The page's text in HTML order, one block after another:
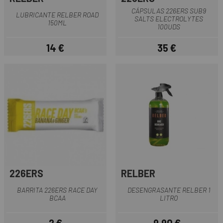
LUBRICANTE RELBER ROAD
150ML
Precio
14 €
CÁPSULAS 226ERS SUB9
SALTS ELECTROLYTES
100UDS
Precio
35 €
226ERS
BARRITA 226ERS RACE DAY
BCAA
RELBER
DESENGRASANTE RELBER 1
LITRO